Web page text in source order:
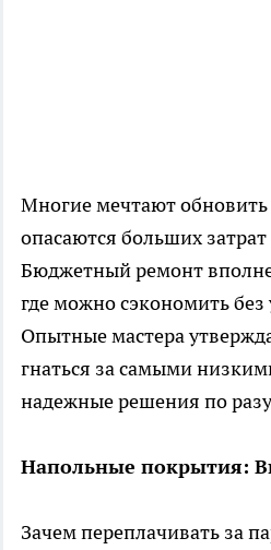
Многие мечтают обновить
опасаются больших
Бюджетный ремонт вполне
где можно сэкономить без
Опытные мастера
гнаться за самыми
надежные решения по
Напольные покрытия:
Зачем переплачивать за